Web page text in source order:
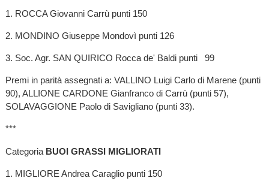
1. ROCCA Giovanni Carrù punti 150
2. MONDINO Giuseppe Mondovì punti 126
3. Soc. Agr. SAN QUIRICO Rocca de' Baldi punti 99
Premi in parità assegnati a: VALLINO Luigi Carlo di Marene (punti
90), ALLIONE CARDONE Gianfranco di Carrù (punti 57),
SOLAVAGGIONE Paolo di Savigliano (punti 33).
***
Categoria BUOI GRASSI MIGLIORATI
1. MIGLIORE Andrea Caraglio punti 150